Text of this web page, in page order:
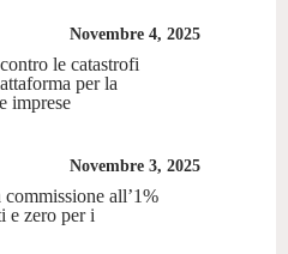
Novembre 4, 2025
le catastrofi
per la
imprese
Novembre 3, 2025
commissione all’1%
e zero per i